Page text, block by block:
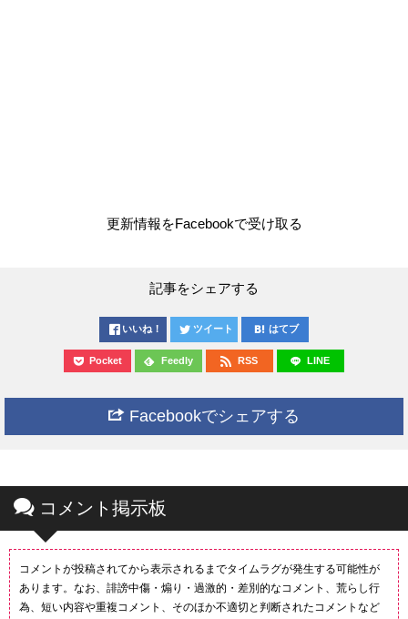
更新情報をFacebookで受け取る
記事をシェアする
いいね！ ツイート はてブ
Pocket Feedly RSS LINE
Facebookでシェアする
コメント掲示板
コメントが投稿されてから表示されるまでタイムラグが発生する可能性が
あります。なお、誹謗中傷・煽り・過激的・差別的なコメント、荒らし行
為、短い内容や重複コメント、そのほか不適切と判断されたコメントなど